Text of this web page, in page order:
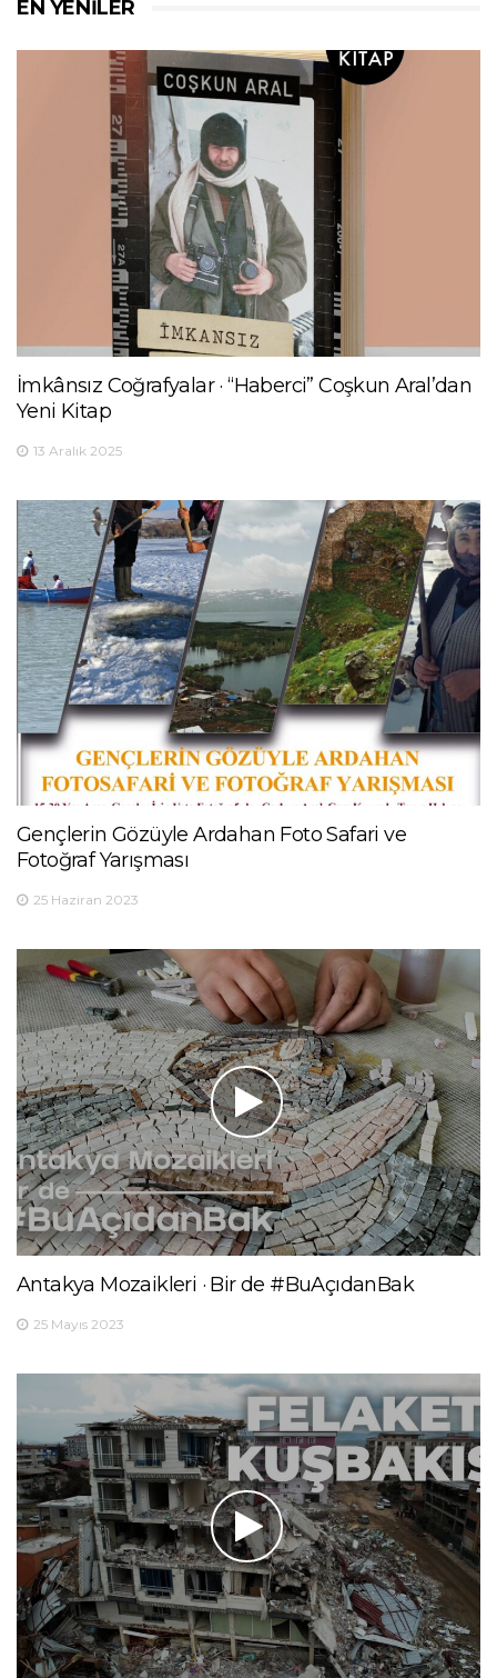
EN YENILER
İmkânsız Coğrafyalar · “Haberci” Coşkun Aral’dan
Yeni Kitap
13 Aralık 2025
Gençlerin Gözüyle Ardahan Foto Safari ve
Fotoğraf Yarışması
25 Haziran 2023
Antakya Mozaikleri · Bir de #BuAçıdanBak
25 Mayıs 2023